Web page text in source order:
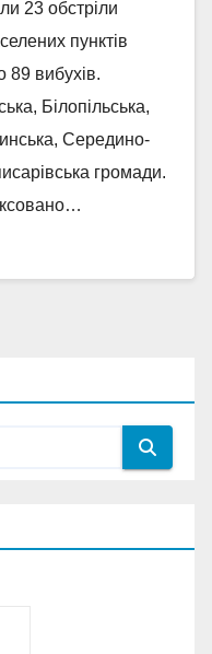
23 обстріли
пунктів
89 вибухів.
Білопільська,
Середино-
громади.